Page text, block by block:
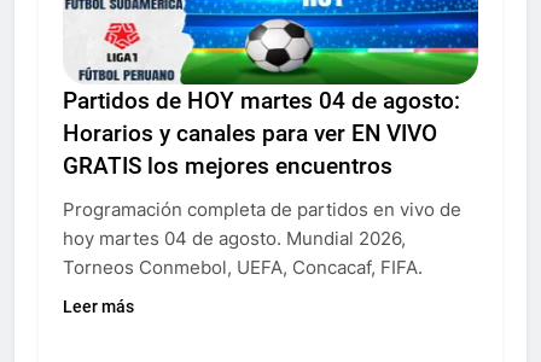
Partidos de HOY martes 04 de agosto:
Horarios y canales para ver EN VIVO
GRATIS los mejores encuentros
Programación completa de partidos en vivo de
hoy martes 04 de agosto. Mundial 2026,
Torneos Conmebol, UEFA, Concacaf, FIFA.
Leer más